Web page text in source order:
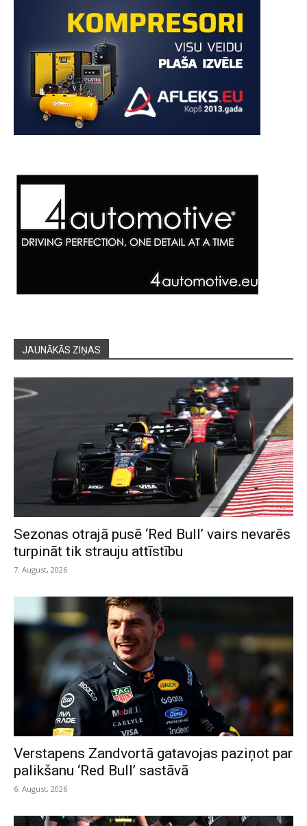
JAUNĀKĀS ZIŅAS
Sezonas otrajā pusē ‘Red Bull’ vairs nevarēs
turpināt tik strauju attīstību
7. August, 2026
Verstapens Zandvortā gatavojas paziņot par
palikšanu ‘Red Bull’ sastāvā
6. August, 2026